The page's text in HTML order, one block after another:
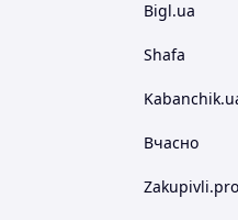
Bigl.ua
Shafa
Вчасно
Zakupivli.pro